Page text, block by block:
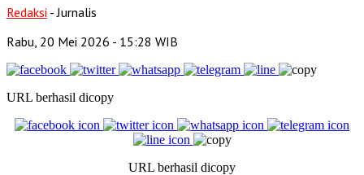
Redaksi - Jurnalis
Rabu, 20 Mei 2026 - 15:28 WIB
URL berhasil dicopy
URL berhasil dicopy